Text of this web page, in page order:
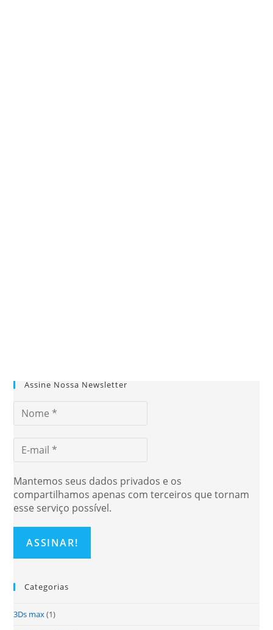
Assine Nossa Newsletter
Mantemos seus dados privados e os
compartilhamos apenas com terceiros que tornam
esse serviço possível.
Categorias
3Ds max(1)